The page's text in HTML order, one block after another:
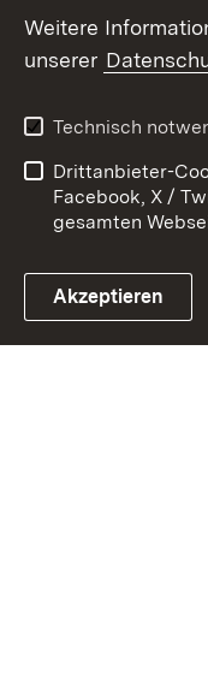
Link zum
Datenschutz
Impressum
Weitere
unserer
Technisch
Drittanbieter-
Facebook, X /
gesamten
Akzeptieren